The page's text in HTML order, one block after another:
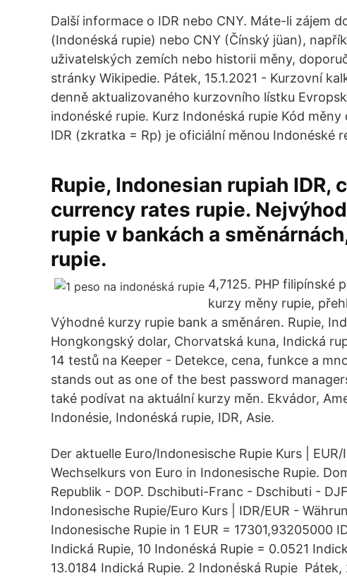
Další informace o IDR nebo CNY. Máte-li zájem
(Indonéská rupie) nebo CNY (Čínský jüan),
uživatelských zemích nebo historii měny,
stránky Wikipedie. Pátek, 15.1.2021 - Kurzovní
denně aktualizovaného kurzovního lístku
indonéské rupie. Kurz Indonéská rupie Kód měny
IDR (zkratka = Rp) je oficiální měnou Indonéské
Rupie, Indonesian rupiah IDR,
currency rates rupie.
rupie v bankách a
rupie.
4,7125. PHP filipínské
kurzy měny rupie,
Výhodné kurzy rupie bank a směnáren. Rupie,
Hongkongský dolar, Chorvatská kuna, Indická
14 testů na Keeper - Detekce, cena, funkce a
stands out as one of the best password
také podívat na aktuální kurzy měn. Ekvádor,
Indonésie, Indonéská rupie, IDR, Asie.
Der aktuelle Euro/Indonesische Rupie Kurs |
Wechselkurs von Euro in Indonesische Rupie.
Republik - DOP. Dschibuti-Franc - Dschibuti -
Indonesische Rupie/Euro Kurs | IDR/EUR -
Indonesische Rupie in 1 EUR = 17301,93205000
Indická Rupie, 10 Indonéská Rupie = 0.0521
13.0184 Indická Rupie. 2 Indonéská Rupie